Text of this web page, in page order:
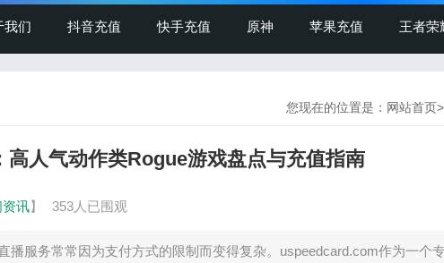
我们 抖音充值 快手充值 原神 苹果充值 王者荣
您现在的位置是： 网站首页>
人气动作类Rogue游戏盘点与充值指南
资讯】 353人已围观
播服务常常因为支付方式的限制而变得复杂。uspeedcard.com作为一个